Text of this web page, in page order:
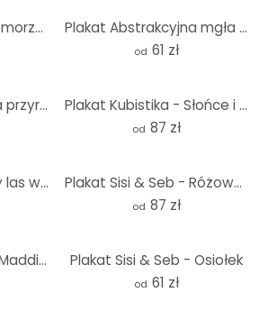
Plakat wakacje nad morzem z widokiem na wydmy - Rivers Plakat Abstrakcyjna mgła w złotym świetle - Schmucker
od 61 zł
Plakat Brown - Dzika przyroda oceanów Plakat Kubistika - Słońce i księżyc za drzewem - Okrągły
od 87 zł
Plakat zaczarowany las w kolorze granatowym - DigitalArtsi - Round Plakat Sisi & Seb - Różowe morze - okrągły
od 87 zł
Plakat Jota de jai - Maddies Mood Plakat Sisi & Seb - Osiołek
od 61 zł